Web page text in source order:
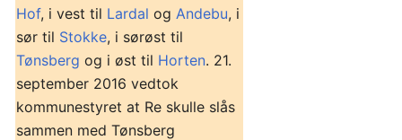
Hof, i vest til Lardal og Andebu, i
sør til Stokke, i sørøst til
Tønsberg og i øst til Horten. 21.
september 2016 vedtok
kommunestyret at Re skulle slås
sammen med Tønsberg